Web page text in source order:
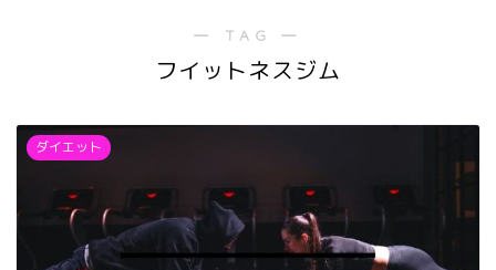
― TAG ―
フイットネスジム
ダイエット